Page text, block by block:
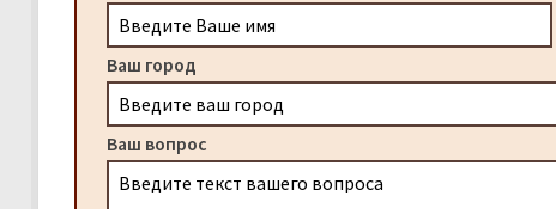
Ваш город
Ваш вопрос